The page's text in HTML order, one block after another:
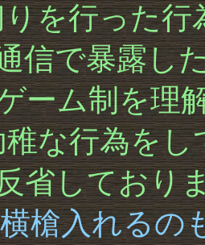
を行った行
信で暴露し
ーム制を理
な行為を
省しており
槍入れるの